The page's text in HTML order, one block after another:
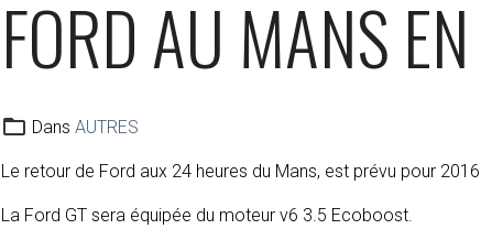
FORD AU MANS
DansAUTRES
Le retour de Ford aux 24 heures du Mans, est prévu pour
La Ford GT sera équipée du moteur v6 3.5 Ecoboost.